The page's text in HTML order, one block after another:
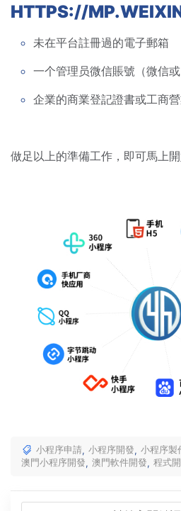
HTTPS://
未在平台註冊過的電子郵箱
一个管理员微信賬號（微信或
企業的商業登記證書或工商
做足以上的準備工作，即可馬上開
小程序申請, 小程序開發, 小程序製
澳門小程序開發, 澳門軟件開發, 程式